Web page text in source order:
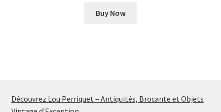
Buy Now
Découvrez Lou Perriquet – Antiquités, Brocante et Objets